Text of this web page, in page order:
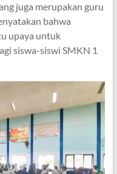
juga merupakan guru
bahwa
upaya untuk
siswa-siswi SMKN 1